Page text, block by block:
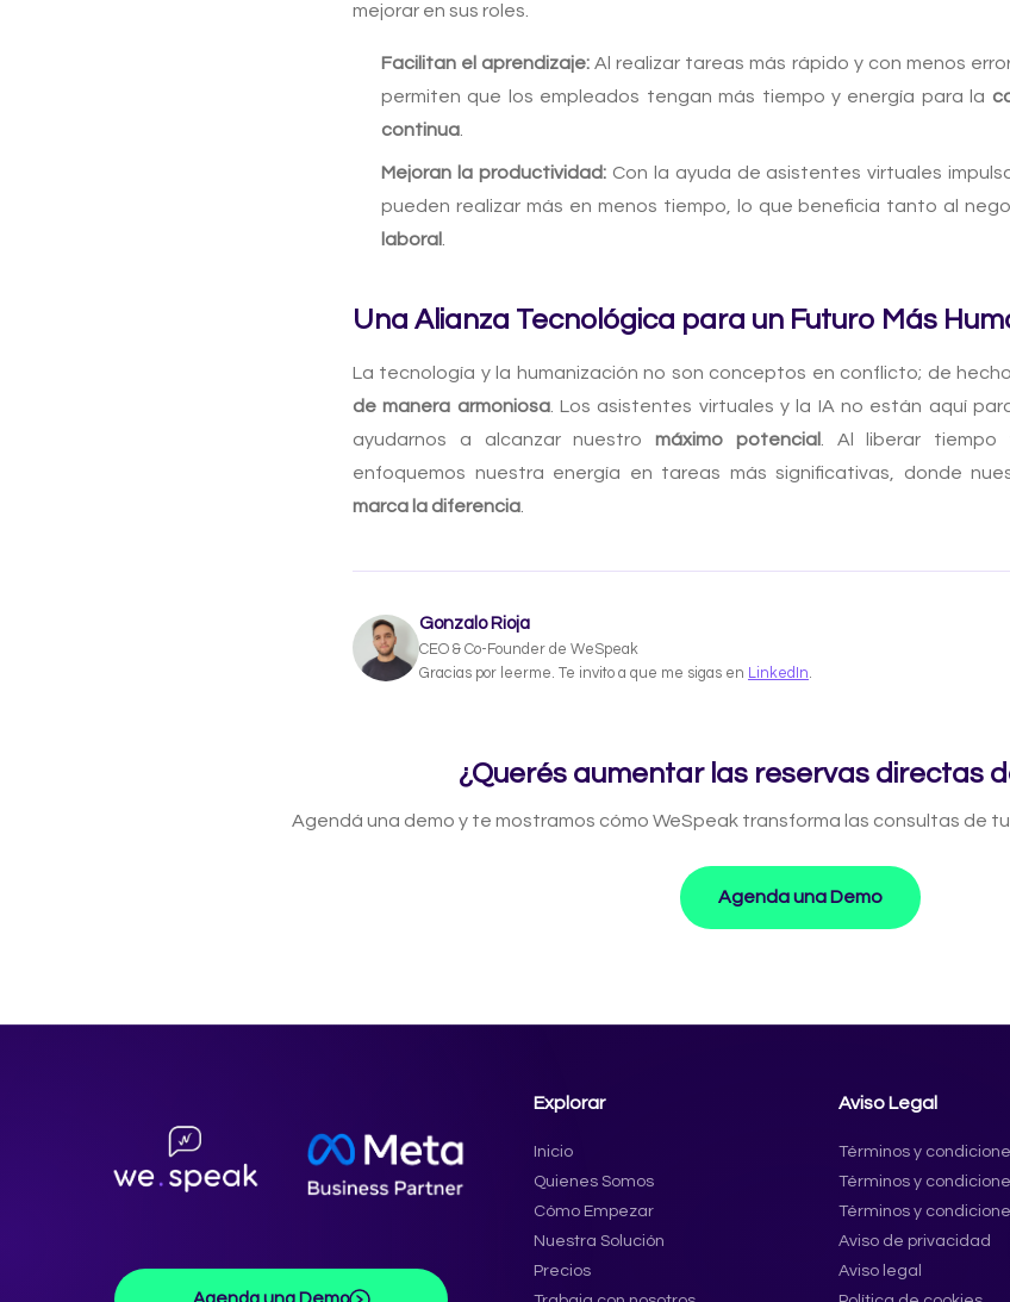
mejorar en sus roles.
Facilitan el aprendizaje: Al realizar tareas más rápido y con menos
permiten que los empleados tengan más tiempo y energía para la
continua
Mejoran la productividad:Con la ayuda de asistentes virtuales
pueden realizar más en menos tiempo, lo que beneficia tanto al
laboral
Una Alianza Tecnológica para un Futuro Más
La tecnología y la humanización no son conceptos en conflicto; de
de manera armoniosa. Los asistentes virtuales y la IA no están aquí
ayudarnos a alcanzar nuestro máximo potencial
. Al liberar
enfoquemos nuestra energía en tareas más significativas, donde
marca la diferencia
Gonzalo Rioja
CEO & Co-Founder de WeSpeak
Gracias por leerme. Te invito a que me sigas en LinkedIn.
¿Querés aumentar las reservas directas
Agendá una demo y te mostramos cómo WeSpeak transforma las consultas de
Agenda una Demo
Explorar
Inicio
Quienes Somos
Cómo Empezar
Nuestra Solución
Precios
Aviso Legal
Términos y
Términos y
Términos y
Aviso de privacidad
Aviso legal